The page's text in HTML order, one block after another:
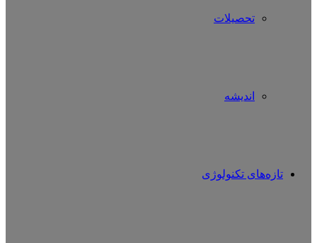
تحصیلات
اندیشه
تازه‌های تکنولوژی